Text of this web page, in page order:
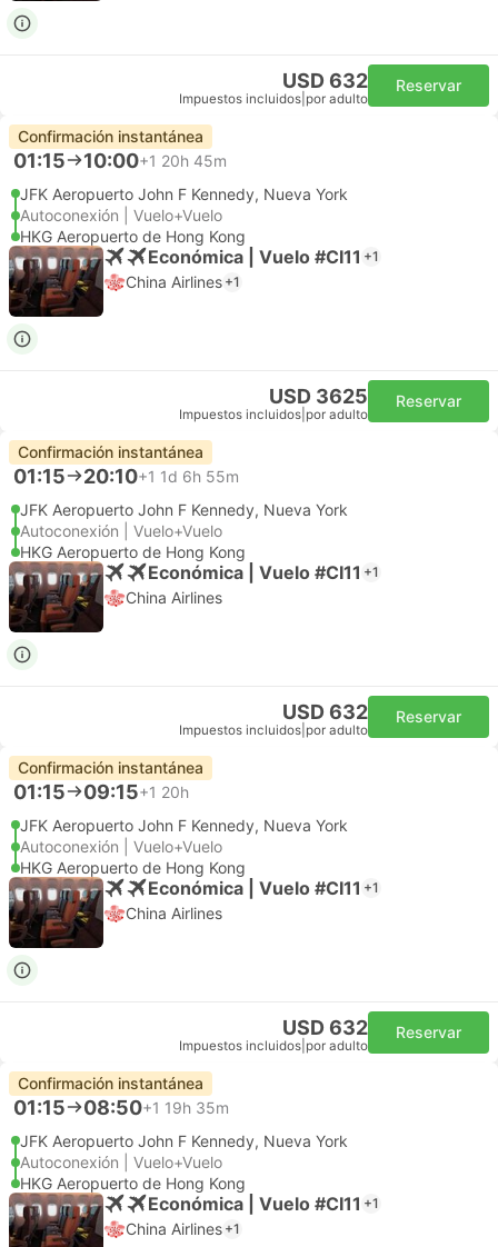
USD 632
Impuestos incluidos por adulto
Reservar
Confirmación instantánea
01:15 10:00+1 20h 45m
JFK Aeropuerto John F Kennedy, Nueva York
Autoconexión | Vuelo+Vuelo
HKG Aeropuerto de Hong Kong
Económica | Vuelo #CI11 +1
China Airlines +1
USD 3625
Impuestos incluidos por adulto
Reservar
Confirmación instantánea
01:15 20:10+1 1d 6h 55m
JFK Aeropuerto John F Kennedy, Nueva York
Autoconexión | Vuelo+Vuelo
HKG Aeropuerto de Hong Kong
Económica | Vuelo #CI11 +1
China Airlines
USD 632
Impuestos incluidos por adulto
Reservar
Confirmación instantánea
01:15 09:15+1 20h
JFK Aeropuerto John F Kennedy, Nueva York
Autoconexión | Vuelo+Vuelo
HKG Aeropuerto de Hong Kong
Económica | Vuelo #CI11 +1
China Airlines
USD 632
Impuestos incluidos por adulto
Reservar
Confirmación instantánea
01:15 08:50+1 19h 35m
JFK Aeropuerto John F Kennedy, Nueva York
Autoconexión | Vuelo+Vuelo
HKG Aeropuerto de Hong Kong
Económica | Vuelo #CI11 +1
China Airlines +1